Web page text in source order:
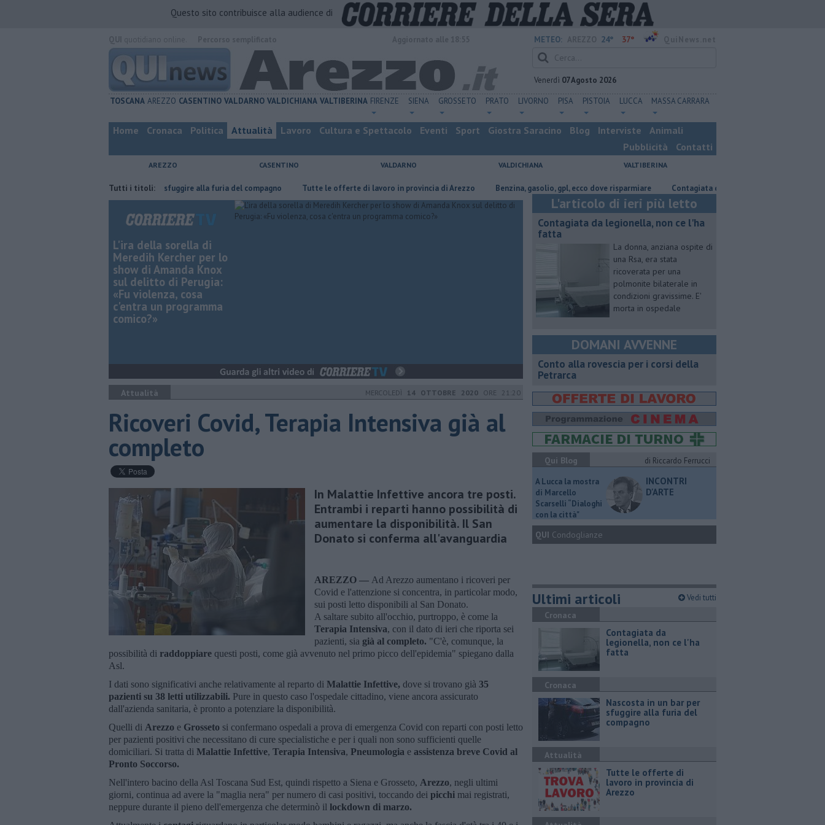
Questo sito contribuisce alla audience di
METEO: 24° 37°
Venerdì 07 Agosto 2026
TOSCANA AREZZO CASENTINO VALDARNO VALDICHIANA VALTIBERINA FIRENZE SIENA GROSSETO PRATO LIVORNO PISA PISTOIA LUCCA MASSA CARRARA
Home Cronaca Politica Attualità Lavoro Cultura e Spettacolo Eventi Sport Giostra Saracino Blog Interviste
Animali
Pubblicità
Contatti
AREZZO CASENTINO VALDARNO VALDICHIANA VALTIBERINA
Tutti i titoli:
Nascosta in un bar per sfuggire alla furia del compagno ​Tutte le offerte di lavoro in provincia di Arezzo ​Benzina, gasolio, gpl, ecco dove risparmiare Contagiata da legionella, non ce l'ha fatta
L'ira della sorella di
Meredih Kercher per lo
show di Amanda Knox
sul delitto di Perugia:
«Fu violenza, cosa
c'entra un programma
comico?»
Attualità MERCOLEDÌ 14 OTTOBRE 2020 ORE 21:20
Ricoveri Covid, Terapia Intensiva già al
completo
In Malattie Infettive ancora tre posti.
Entrambi i reparti hanno possibilità di
aumentare la disponibilità. Il San
Donato si conferma all'avanguardia
AREZZO — Ad Arezzo aumentano i ricoveri per
Covid e l'attenzione si concentra, in particolar modo,
sui posti letto disponibili al San Donato.
A saltare subito all'occhio, purtroppo, è come la
Terapia Intensiva, con il dato di ieri che riporta sei
pazienti, sia già al completo. "C'è, comunque, la
possibilità di raddoppiare questi posti, come già avvenuto nel primo picco dell'epidemia" spiegano dalla
Asl.
I dati sono significativi anche relativamente al reparto di Malattie Infettive, dove si trovano già 35
pazienti su 38 letti utilizzabili. Pure in questo caso l'ospedale cittadino, viene ancora assicurato
dall'azienda sanitaria, è pronto a potenziare la disponibilità.
Quelli di Arezzo e Grosseto si confermano ospedali a prova di emergenza Covid con reparti con posti letto
per pazienti positivi che necessitano di cure specialistiche e per i quali non sono sufficienti quelle
domiciliari. Si tratta di Malattie Infettive, Terapia Intensiva, Pneumologia e assistenza breve Covid al
Pronto Soccorso.
Nell'intero bacino della Asl Toscana Sud Est, quindi rispetto a Siena e Grosseto, Arezzo, negli ultimi
giorni, continua ad avere la "maglia nera" per numero di casi positivi, toccando dei picchi mai registrati,
neppure durante il pieno dell'emergenza che determinò il lockdown di marzo.
L'articolo di ieri più letto
Contagiata da legionella, non ce l'ha
fatta
La donna, anziana ospite di
una Rsa, era stata
ricoverata per una
polmonite bilaterale in
condizioni gravissime. E'
morta in ospedale
DOMANI AVVENNE
​Conto alla rovescia per i corsi della
Petrarca
Qui Blog
di Riccardo Ferrucci
A Lucca la mostra
di Marcello
Scarselli “Dialoghi
con la città"
INCONTRI
D'ARTE
QUI Condoglianze
Ultimi articoli Vedi tutti
Cronaca
Contagiata da
legionella, non ce l'ha
fatta
Cronaca
Nascosta in un bar per
sfuggire alla furia del
compagno
Attualità
​Tutte le offerte di
lavoro in provincia di
Arezzo